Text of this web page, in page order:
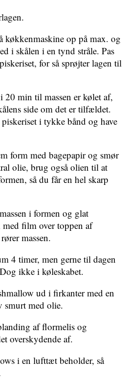
køkkenmaskine op på max. og
i skålen i en tynd stråle. Pas
for så sprøjter lagen til
20 min til massen er kølet af,
side om det er tilfældet.
i tykke bånd og have
form med bagepapir og smør
olie, brug også olien til at
så du får en hel skarp
i formen og glat
film over toppen af
massen.
4 timer, men gerne til dagen
ikke i køleskabet.
ud i firkanter med en
smurt med olie.
af flormelis og
overskydende af.
i en lufttæt beholder, så